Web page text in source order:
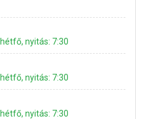
nyitás: 7:30
nyitás: 7:30
nyitás: 7:30